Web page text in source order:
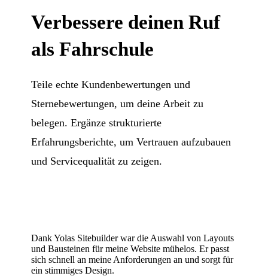
Verbessere deinen Ruf
als Fahrschule
Teile echte Kundenbewertungen und
Sternebewertungen, um deine Arbeit zu
belegen. Ergänze strukturierte
Erfahrungsberichte, um Vertrauen aufzubauen
und Servicequalität zu zeigen.
Dank Yolas Sitebuilder war die Auswahl von Layouts
und Bausteinen für meine Website mühelos. Er passt
sich schnell an meine Anforderungen an und sorgt für
ein stimmiges Design.